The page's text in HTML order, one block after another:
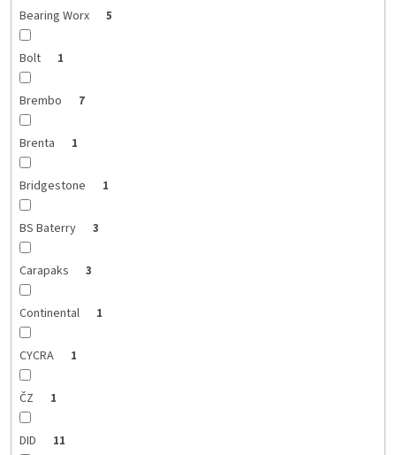
Bearing Worx 5
Bolt 1
Brembo 7
Brenta 1
Bridgestone 1
BS Baterry 3
Carapaks 3
Continental 1
CYCRA 1
ČZ 1
DID 11